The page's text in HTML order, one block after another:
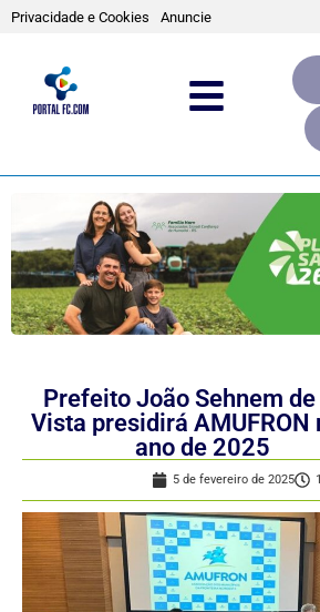
Privacidade e Cookies Anuncie
Prefeito João Sehnem de
Vista presidirá AMUFRON
ano de 2025
5 de fevereiro de 2025